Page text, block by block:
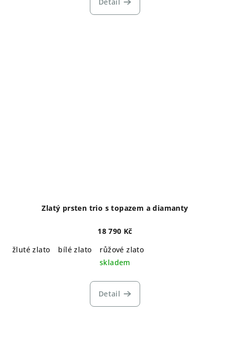
Zlatý prsten trio s topazem a diamanty
18 790 Kč
žluté zlato
bílé zlato
růžové zlato
skladem
Detail